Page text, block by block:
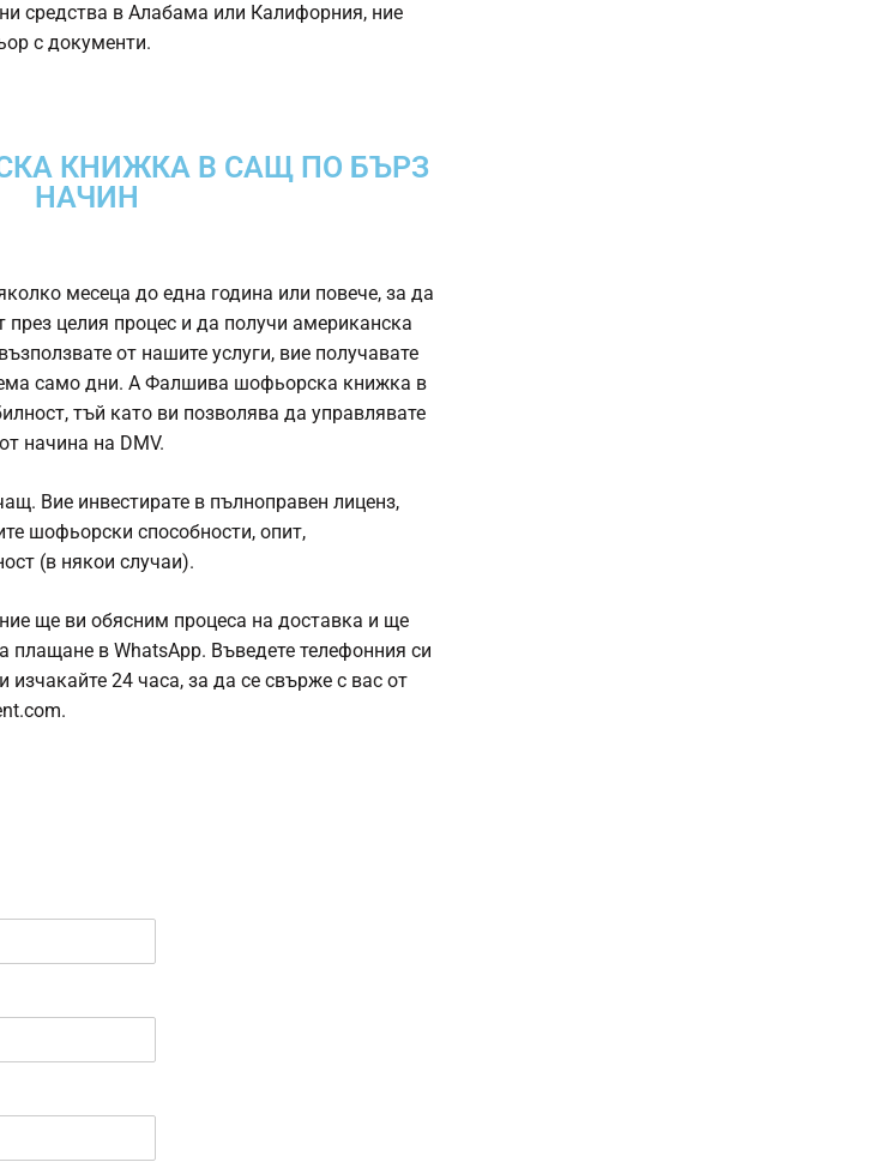
средства в Алабама или Калифорния, ние
с документи.
КНИЖКА В САЩ ПО БЪРЗ
НАЧИН
месеца до една година или повече, за да
през целия процес и да получи американска
от нашите услуги, вие получавате
само дни. А Фалшива шофьорска книжка в
тъй като ви позволява да управлявате
начина на DMV.
Вие инвестирате в пълноправен лиценз,
шофьорски способности, опит,
(в някои случаи).
ще ви обясним процеса на доставка и ще
плащане в WhatsApp. Въведете телефонния си
24 часа, за да се свърже с вас от